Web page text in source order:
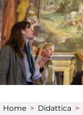
Home > Didattica >